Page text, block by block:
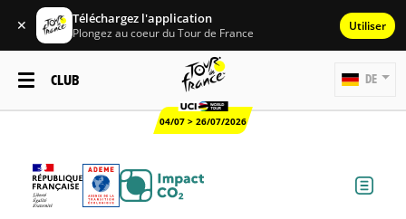
✕ Téléchargez l'application
Plongez au coeur du Tour de France Utiliser
CLUB
04/07 > 26/07/2026
DE